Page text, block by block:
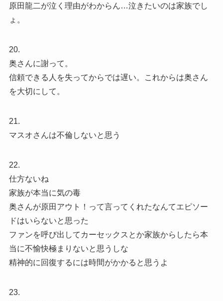
原田龍二が泣く理由がわからん…泣きたいのは家族でし
ょ。
20.
奥さんに謝って。
信頼できる人を失ってからでは遅い。これからは奥さん
を大切にして。
21.
マスオさんは不倫しないと思う
22.
仕方ないね
家族が本当に気の毒
奥さんが原田アウト！って言ってくれたなんてエピソー
ドはいらないと思った
ファンを呼び出してカーセックスとか家族からしたら本
当に不愉快極まりないと思うしな
精神的に回復するには時間がかかると思うよ
23.